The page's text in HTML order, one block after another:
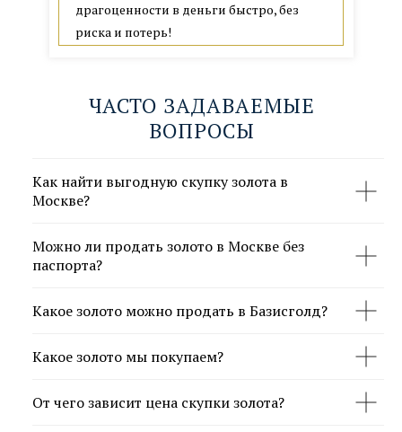
драгоценности в деньги быстро, без
риска и потерь!
ЧАСТО ЗАДАВАЕМЫЕ
ВОПРОСЫ
Как найти выгодную скупку золота в
Москве?
Можно ли продать золото в Москве без
паспорта?
Какое золото можно продать в Базисголд?
Какое золото мы покупаем?
От чего зависит цена скупки золота?
м. Киевская, 1 мин. пешком
ПОКАЗАТЬ НА КАРТЕ →